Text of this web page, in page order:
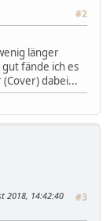
#2
länger
fände ich es
dabei...
#3
2018, 14:42:40